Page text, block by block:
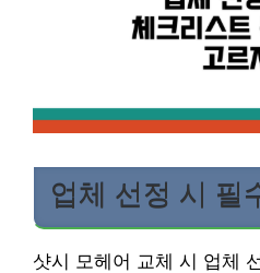
업체 선정 시 필
샷시 모헤어 교체 시 업체